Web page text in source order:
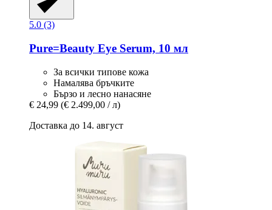
5.0 (3)
Pure=Beauty Eye Serum, 10 мл
За всички типове кожа
Намалява бръчките
Бързо и лесно нанасяне
€ 24,99 (€ 2.499,00 / л)
Доставка до 14. август